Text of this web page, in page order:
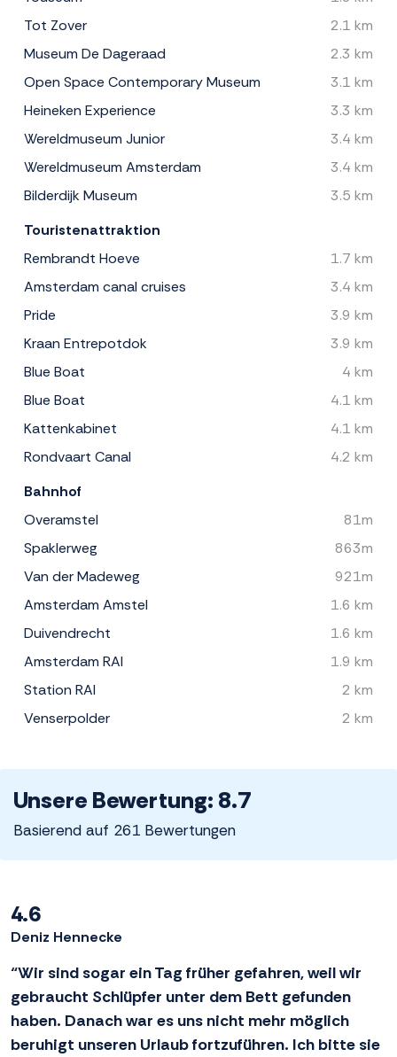
Tot Zover
2.1 km
Museum De Dageraad
2.3 km
Open Space Contemporary Museum
3.1 km
Heineken Experience
3.3 km
Wereldmuseum Junior
3.4 km
Wereldmuseum Amsterdam
3.4 km
Bilderdijk Museum
3.5 km
Touristenattraktion
Rembrandt Hoeve
1.7 km
Amsterdam canal cruises
3.4 km
Pride
3.9 km
Kraan Entrepotdok
3.9 km
Blue Boat
4 km
Blue Boat
4.1 km
Kattenkabinet
4.1 km
Rondvaart Canal
4.2 km
Bahnhof
Overamstel
81m
Spaklerweg
863m
Van der Madeweg
921m
Amsterdam Amstel
1.6 km
Duivendrecht
1.6 km
Amsterdam RAI
1.9 km
Station RAI
2 km
Venserpolder
2 km
Unsere Bewertung: 8.7
Basierend auf 261 Bewertungen
4.6
Deniz Hennecke
“Wir sind sogar ein Tag früher gefahren, weil wir
gebraucht Schlüpfer unter dem Bett gefunden
haben. Danach war es uns nicht mehr möglich
beruhigt unseren Urlaub fortzuführen. Ich bitte sie